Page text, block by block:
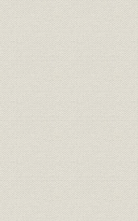
関係会社 安田系
経営理念
安田
日一
経営;保険
共済
聞記
月17日)
経営;保険
共済
る新
年6月
従業員 社員
保険;業界 明治
社章 共済